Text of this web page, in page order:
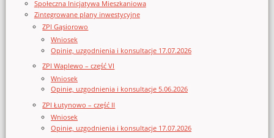
Społeczna Inicjatywa Mieszkaniowa
Zintegrowane plany inwestycyjne
ZPI Gąsiorowo
Wniosek
Opinie, uzgodnienia i konsultacje 17.07.2026
ZPI Waplewo – część VI
Wniosek
Opinie, uzgodnienia i konsultacje 5.06.2026
ZPI Łutynowo – część II
Wniosek
Opinie, uzgodnienia i konsultacje 17.07.2026